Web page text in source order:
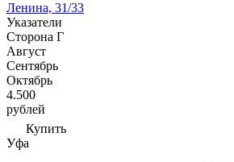
Ленина, 31/33
Указатели
Сторона Г
Август
Сентябрь
Октябрь
4.500
рублей
Купить
Уфа